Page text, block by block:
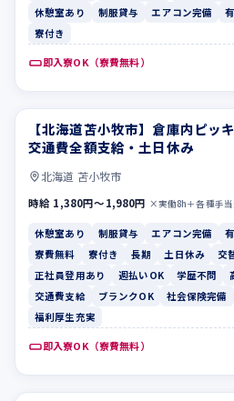
休憩室あり
制服貸与 エアコン完備
寮付き
即入寮OK（寮費無料）
休憩室あり 制服貸与
【北海道苫小牧市】倉庫内ピッ
交通費全額支給・土日休み
北海道 苫小牧市
時給 1,380円〜1,980円 ×実働8h＋各種手
休憩室あり 制服貸与 エアコン完備
寮費無料
寮付き 長期 土日休み 交
正社員登用あり
週払いOK 学歴不問
交通費支給
ブランクOK 社会保険完備
福利厚生充実
即入寮OK（寮費無料）